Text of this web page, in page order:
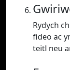
Rydych
fideo ac
teitl neu